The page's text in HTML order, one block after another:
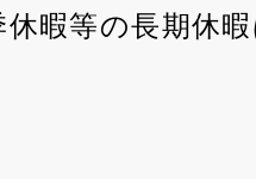
暇等の長期休